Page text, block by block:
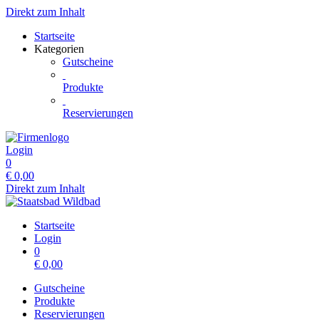
Direkt zum Inhalt
Startseite
Kategorien
Gutscheine
Produkte
Reservierungen
Login
0
€ 0,00
Direkt zum Inhalt
Startseite
Login
0
€ 0,00
Gutscheine
Produkte
Reservierungen